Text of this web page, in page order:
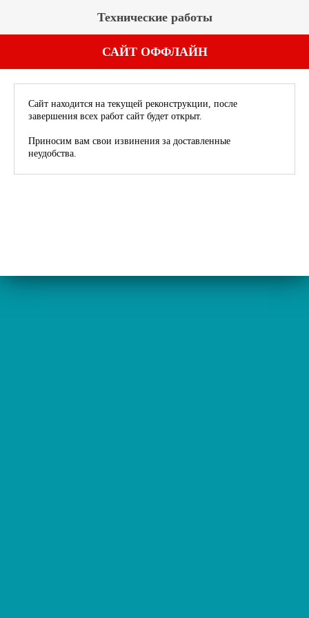
Технические работы
САЙТ ОФФЛАЙН
Сайт находится на текущей реконструкции, после
завершения всех работ сайт будет открыт.
Приносим вам свои извинения за доставленные
неудобства.